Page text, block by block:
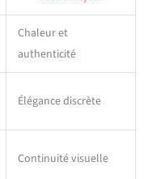
Chaleur et
authenticité
Élégance discrète
Continuité visuelle